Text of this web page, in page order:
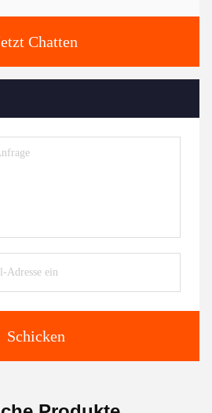
Chatten
Schicken